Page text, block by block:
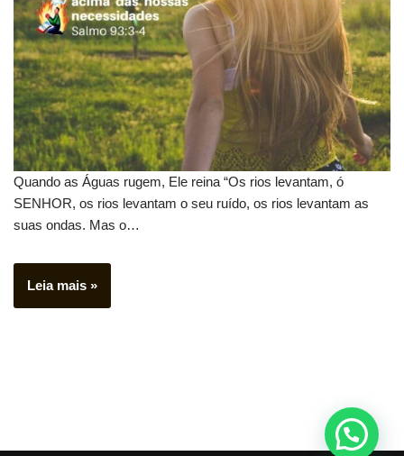
Quando as Águas rugem, Ele reina “Os rios levantam, ó
SENHOR, os rios levantam o seu ruído, os rios levantam as
suas ondas. Mas o…
Leia mais »